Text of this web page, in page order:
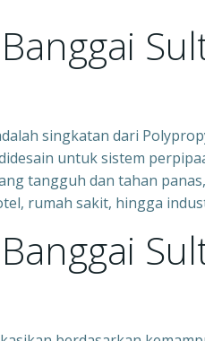
singkatan dari
untuk sistem
tangguh dan tahan
rumah sakit, hingga